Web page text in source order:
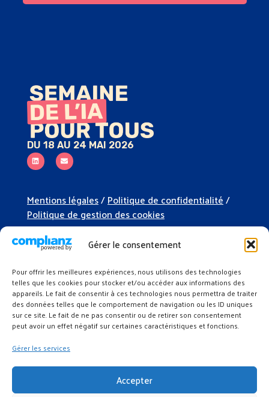
Gérer le consentement
Pour offrir les meilleures expériences, nous utilisons des technologies
telles que les cookies pour stocker et/ou accéder aux informations des
appareils. Le fait de consentir à ces technologies nous permettra de traiter
des données telles que le comportement de navigation ou les ID uniques
sur ce site. Le fait de ne pas consentir ou de retirer son consentement
peut avoir un effet négatif sur certaines caractéristiques et fonctions.
Gérer les services
Accepter
DU 18 AU 24 MAI 2026
Mentions légales/Politique de confidentialité/
Politique de gestion des cookies
Organiser un événement
Soutenir l’événement
Espace presse
Kit de communication